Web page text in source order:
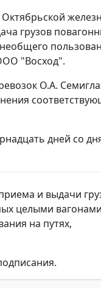
грузов
"Восход".
О.А.
дней со
и выдачи
целыми
на путях,